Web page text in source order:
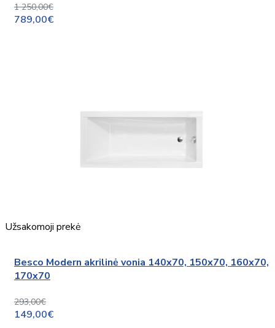
1 250,00€
789,00€
Užsakomoji prekė
Besco Modern akrilinė vonia 140x70, 150x70, 160x70,
170x70
293,00€
149,00€